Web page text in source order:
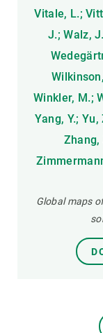
Vitale, L.;
J.; Walz,
Winkler, M.;
Yang, Y.;
Zhang,
Global maps